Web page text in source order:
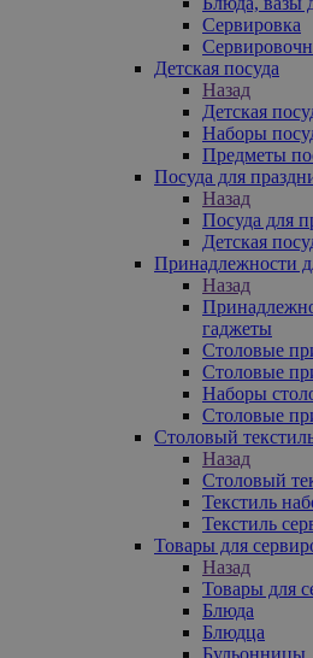
Сервировка
Детская посуда
Назад
Детская
Наборы
Предметы
Посуда для
Назад
Посуда для
Детская
Принадлежности
Назад
гаджеты
Столовые
Столовые
Наборы
Столовые
Столовый
Назад
Столовый
Текстиль
Текстиль
Товары для
Назад
Товары для
Блюда
Блюдца
Бульонницы